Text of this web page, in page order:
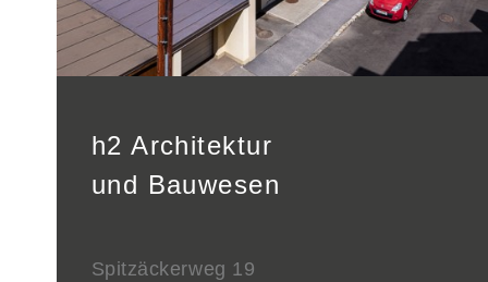
h2 Architektur
und Bauwesen
Spitzäckerweg 19